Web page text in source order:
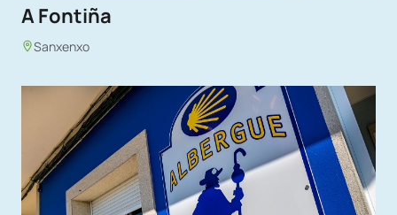
A Fontiña
Sanxenxo